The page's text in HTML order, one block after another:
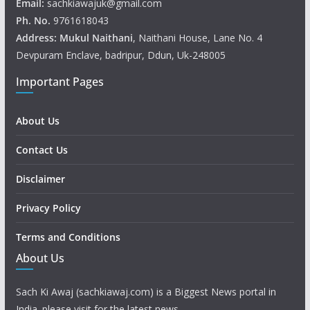
Email: sachkiawajuk@gmail.com
Ph. No. 9761618043
Address: Mukul Naithani, Naithani House, Lane No. 4
Devpuram Enclave, badripur, Ddun, Uk-248005
Important Pages
About Us
Contact Us
Disclaimer
Privacy Policy
Terms and Conditions
About Us
Sach Ki Awaj (sachkiawaj.com) is a Biggest News portal in